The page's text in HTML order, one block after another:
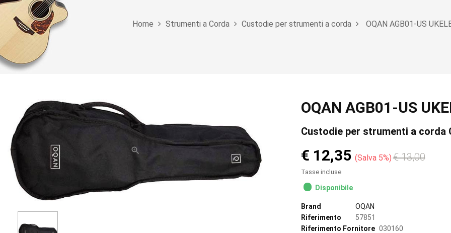
Home Strumenti a Corda Custodie per strumenti a corda OQAN AGB01-US

OQAN AGB01-US
Custodie per strumenti a corda
€ 12,35 Salva 5% € 13,00
Tasse incluse
Disponibile
Brand
OQAN
Riferimento
57851
Riferimento Fornitore 030160